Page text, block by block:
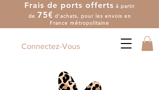
Frais de ports offerts à partir
de 75€ d'achats, pour les envois en
France métropolitaine
Connectez-Vous